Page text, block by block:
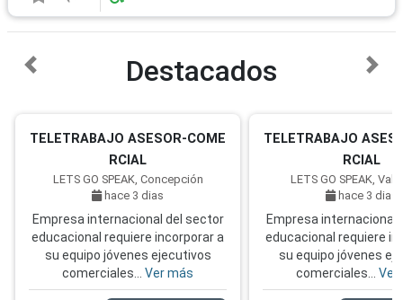
Destacados
anterior
TELETRABAJO ASESOR-COME
RCIAL
LETS GO SPEAK, Concepción
hace 3 dias
Empresa internacional del sector
educacional requiere incorporar a
su equipo jóvenes ejecutivos
comerciales... Ver más
TELETRABAJO
RCIAL
LETS GO SPEAK,
hace 3 dias
Empresa internacional
educacional requiere
su equipo jóvenes
comerciales... Ver